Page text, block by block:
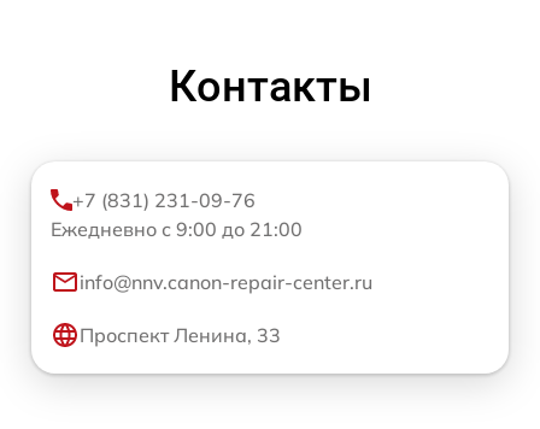
Контакты
+7 (831) 231-09-76
Ежедневно с 9:00 до 21:00
info@nnv.canon-repair-center.ru
Проспект Ленина, 33